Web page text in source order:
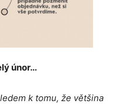
únor…
k tomu, že většina